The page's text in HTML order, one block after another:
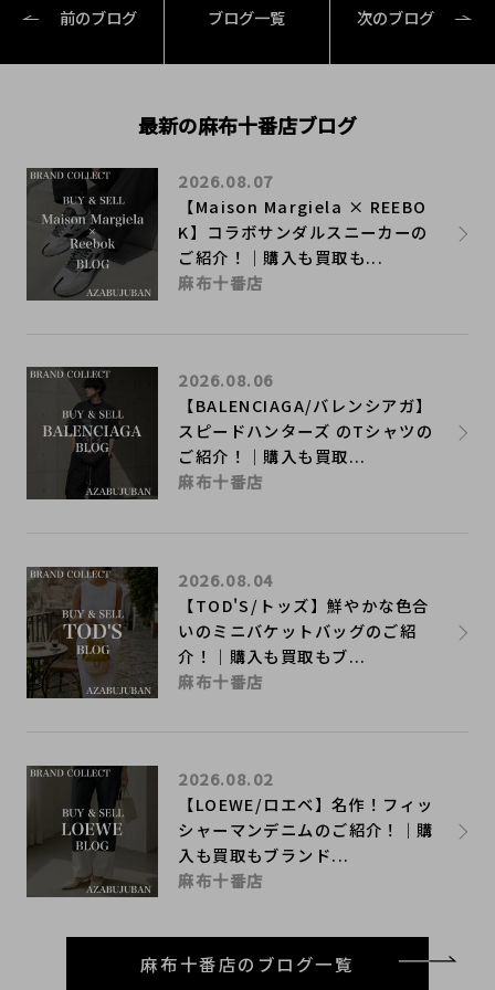
前のブログ ブログ一覧 次のブログ
最新の麻布十番店ブログ
【Maison Margiela × REEBO
K】コラボサンダルスニーカーの
ご紹介！｜購入も買取も...
2026.08.07
麻布十番店
【BALENCIAGA/バレンシアガ】
スピードハンターズ のTシャツの
ご紹介！｜購入も買取...
2026.08.06
麻布十番店
【TOD'S/トッズ】鮮やかな色合
いのミニバケットバッグのご紹
介！｜購入も買取もブ...
2026.08.04
麻布十番店
【LOEWE/ロエベ】名作！フィッ
シャーマンデニムのご紹介！｜購
入も買取もブランド...
2026.08.02
麻布十番店
麻布十番店のブログ一覧